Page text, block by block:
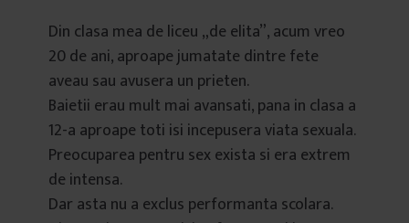
Din clasa mea de liceu „de elita”, acum vreo
20 de ani, aproape jumatate dintre fete
aveau sau avusera un prieten.
Baietii erau mult mai avansati, pana in clasa a
12-a aproape toti isi incepusera viata sexuala.
Preocuparea pentru sex exista si era extrem
de intensa.
Dar asta nu a exclus performanta scolara.